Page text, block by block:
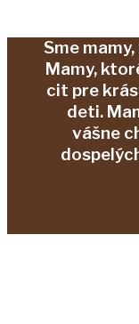
Sme
Mamy,
cit pre
deti.
vášne